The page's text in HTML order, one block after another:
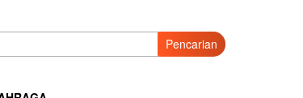
Pencarian